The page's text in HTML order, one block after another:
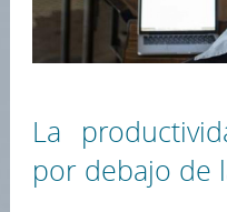
La
por debajo de